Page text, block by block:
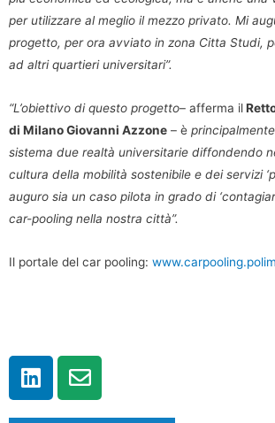
per utilizzare al meglio il mezzo privato. Mi
progetto, per ora avviato in zona Citta Studi,
ad altri quartieri universitari”.
“L’obiettivo di questo progetto– afferma il
di Milano Giovanni Azzone – è
sistema due realtà universitarie diffondendo
cultura della mobilità sostenibile e dei servizi
auguro sia un caso pilota in grado di
car-pooling nella nostra città”.
Il portale del car pooling: